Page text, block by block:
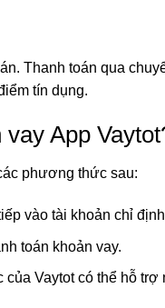
Thanh toán qua
tín dụng.
App
phương thức sau:
vào tài khoản chỉ
toán khoản vay.
Vaytot có thể hỗ trợ